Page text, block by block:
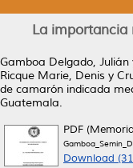
La
Gamboa Delgado, Julián
Ricque Marie, Denis y
de camarón indicada
Guatemala.
PDF
Download